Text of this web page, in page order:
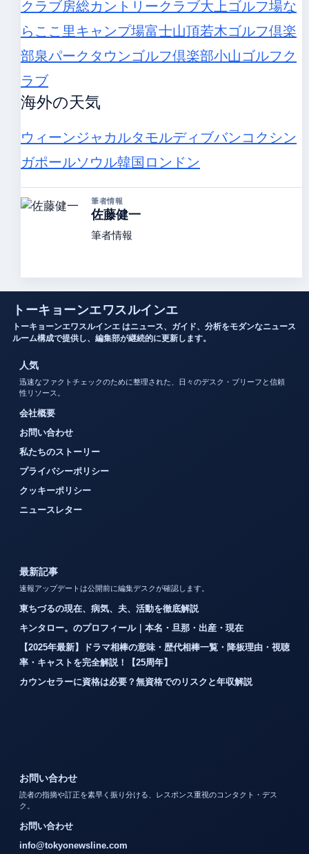
クラブ房総カントリークラブ大上ゴルフ場な
らここ里キャンプ場富士山頂若木ゴルフ倶楽
部泉パークタウンゴルフ倶楽部小山ゴルフク
ラブ
海外の天気
ウィーンジャカルタモルディブバンコクシン
ガポールソウル韓国ロンドン
筆者情報
佐藤健一
筆者情報
トーキョーンエワスルインエ
トーキョーンエワスルインエ はニュース、ガイド、分析をモダンなニュース
ルーム構成で提供し、編集部が継続的に更新します。
人気
迅速なファクトチェックのために整理された、日々のデスク・ブリーフと信頼
性リソース。
会社概要
お問い合わせ
私たちのストーリー
プライバシーポリシー
クッキーポリシー
ニュースレター
最新記事
速報アップデートは公開前に編集デスクが確認します。
東ちづるの現在、病気、夫、活動を徹底解説
キンタロー。のプロフィール｜本名・旦那・出産・現在
【2025年最新】ドラマ相棒の意味・歴代相棒一覧・降板理由・視聴
率・キャストを完全解説！【25周年】
カウンセラーに資格は必要？無資格でのリスクと年収解説
お問い合わせ
読者の指摘や訂正を素早く振り分ける、レスポンス重視のコンタクト・デス
ク。
お問い合わせ
info@tokyonewsline.com